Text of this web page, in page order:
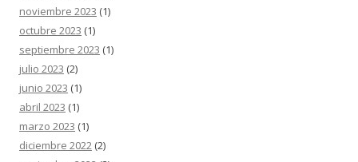
noviembre 2023 (1)
octubre 2023 (1)
septiembre 2023 (1)
julio 2023 (2)
junio 2023 (1)
abril 2023 (1)
marzo 2023 (1)
diciembre 2022 (2)